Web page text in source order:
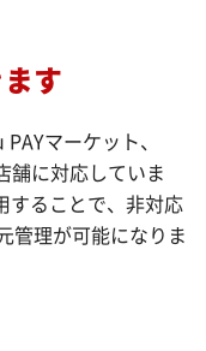
す
マーケット、
舗に対応していま
することで、非対応
管理が可能になりま